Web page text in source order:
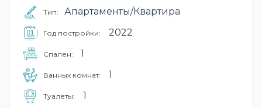
Тип: Апартаменты/Квартира
Год постройки: 2022
Cпален: 1
Ванных комнат: 1
Туалеты: 1